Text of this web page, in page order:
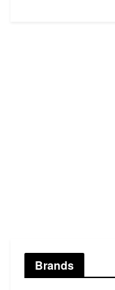
Brands